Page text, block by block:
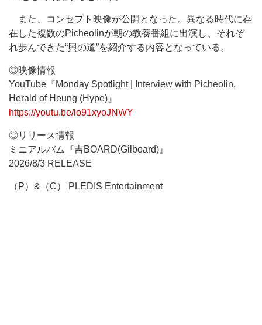
また、コンセプト映像が公開となった。異なる時代に存
在した複数のPicheolinが朝の教養番組に出演し、それぞ
れ歩んできた“興の道”を紹介する内容となっている。
◎映像情報
YouTube『Monday Spotlight | Interview with Picheolin,
Herald of Heung (Hype)』
https://youtu.be/lo91xyoJNWY
◎リリース情報
ミニアルバム『吉BOARD(Gilboard)』
2026/8/3 RELEASE
（P）&（C） PLEDIS Entertainment